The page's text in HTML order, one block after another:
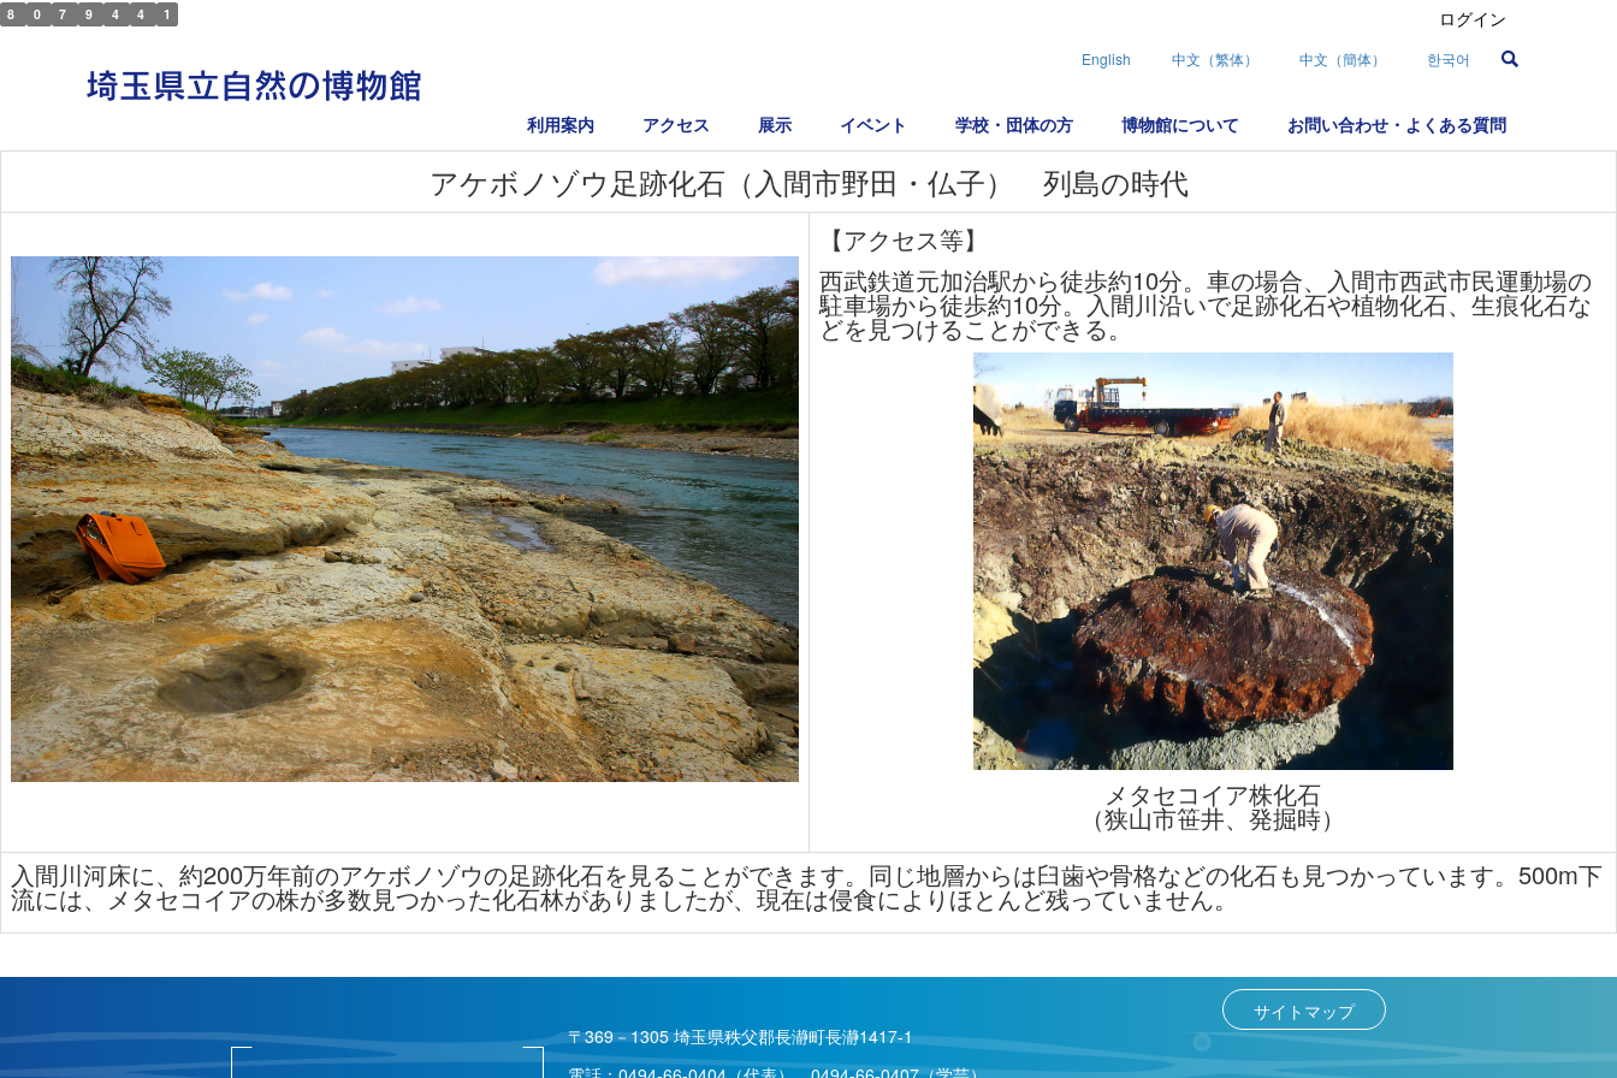
ログイン
8 0 7 9 4 4 1
利用案内 アクセス 展示 イベント 学校・団体の方 博物館について お問い合わせ・よくある質問
English 中文（繁体） 中文（簡体） 한국어
アケボノゾウ足跡化石（入間市野田・仏子） 列島の時代
【アクセス等】
西武鉄道元加治駅から徒歩約10分。車の場合、入間市西武市民運動場の
駐車場から徒歩約10分。入間川沿いで足跡化石や植物化石、生痕化石な
どを見つけることができる。
メタセコイア株化石
（狭山市笹井、発掘時）
入間川河床に、約200万年前のアケボノゾウの足跡化石を見ることができます。同じ地層からは臼歯や骨格などの化石も見つかっています。500m下
流には、メタセコイアの株が多数見つかった化石林がありましたが、現在は侵食によりほとんど残っていません。
サイトマップ
〒369－1305 埼玉県秩父郡長瀞町長瀞1417-1